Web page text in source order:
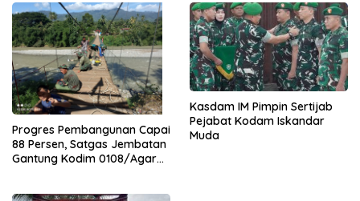
Progres Pembangunan Capai
88 Persen, Satgas Jembatan
Gantung Kodim 0108/Agara
Kasdam IM Pimpin Sertijab
Pejabat Kodam Iskandar
Muda